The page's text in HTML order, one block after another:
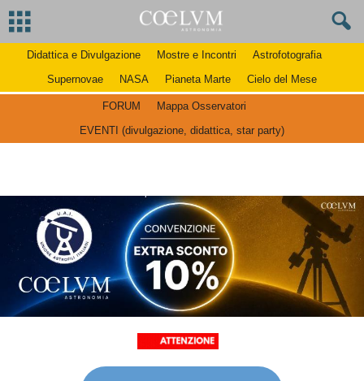
Didattica e Divulgazione Mostre e Incontri
Astrofotografia
Supernovae
NASA Pianeta Marte Cielo del Mese
FORUM
Mappa Osservatori
EVENTI (divulgazione, didattica, star party)